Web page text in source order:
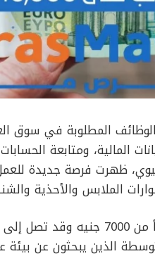
المطلوبة في سوق
المالية، ومتابعة
ظهرت فرصة جديدة
الملابس والأحذية
الذين يبحثون عن